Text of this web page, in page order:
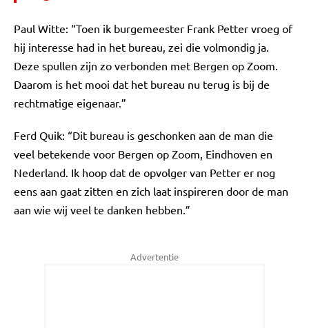
Paul Witte: “Toen ik burgemeester Frank Petter vroeg of
hij interesse had in het bureau, zei die volmondig ja.
Deze spullen zijn zo verbonden met Bergen op Zoom.
Daarom is het mooi dat het bureau nu terug is bij de
rechtmatige eigenaar.”
Ferd Quik: “Dit bureau is geschonken aan de man die
veel betekende voor Bergen op Zoom, Eindhoven en
Nederland. Ik hoop dat de opvolger van Petter er nog
eens aan gaat zitten en zich laat inspireren door de man
aan wie wij veel te danken hebben.”
Advertentie